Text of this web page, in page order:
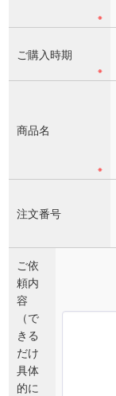
※
ご購入時期
※
商品名
※
注文番号
ご依
頼内
容
（で
きる
だけ
具体
的に